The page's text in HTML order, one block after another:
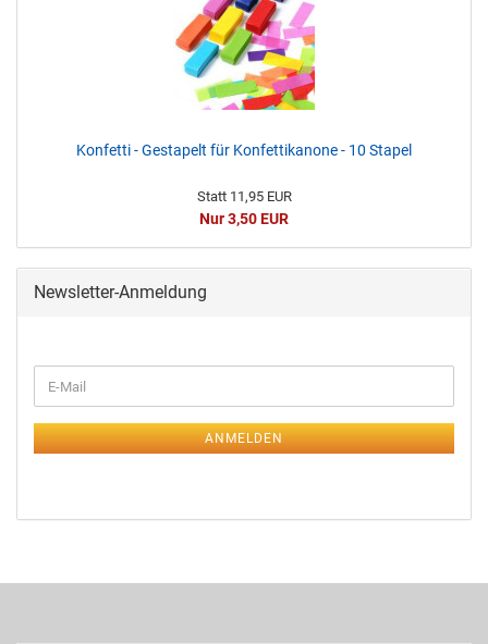
Konfetti - Gestapelt für Konfettikanone - 10 Stapel
Statt 11,95 EUR
Nur 3,50 EUR
Newsletter-Anmeldung
ANMELDEN